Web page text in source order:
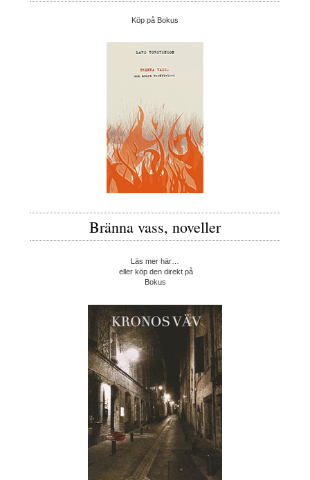
Köp på Bokus
Bränna vass, noveller
Läs mer här…
eller köp den direkt på
Bokus